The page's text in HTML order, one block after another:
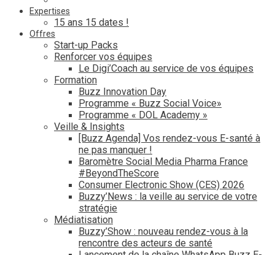
Expertises
15 ans 15 dates !
Offres
Start-up Packs
Renforcer vos équipes
Le Digi’Coach au service de vos équipes
Formation
Buzz Innovation Day
Programme « Buzz Social Voice»
Programme « DOL Academy »
Veille & Insights
[Buzz Agenda] Vos rendez-vous E-santé à
ne pas manquer !
Baromètre Social Media Pharma France
#BeyondTheScore
Consumer Electronic Show (CES) 2026
Buzzy’News : la veille au service de votre
stratégie
Médiatisation
Buzzy’Show : nouveau rendez-vous à la
rencontre des acteurs de santé